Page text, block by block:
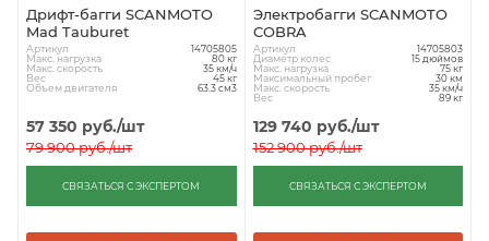
Дрифт-багги SCANMOTO
Mad Tauburet
Артикул 14705805
Макс. нагрузка 80 кг
Макс. скорость 35 км/ч
Вес 45 кг
Объем двигателя 63.3 см3
57 350 руб./шт
79 900руб./шт
СВЯЗАТЬСЯ С ЭКСПЕРТОМ
Электробагги SCANMOTO
COBRA
Артикул 14705803
Диаметр колес 15 дюймов
Макс. нагрузка 75 кг
Максимальный пробег 30 км
Макс. скорость 35 км/ч
Вес 89 кг
129 740 руб./шт
152 900руб./шт
СВЯЗАТЬСЯ С ЭКСПЕРТОМ